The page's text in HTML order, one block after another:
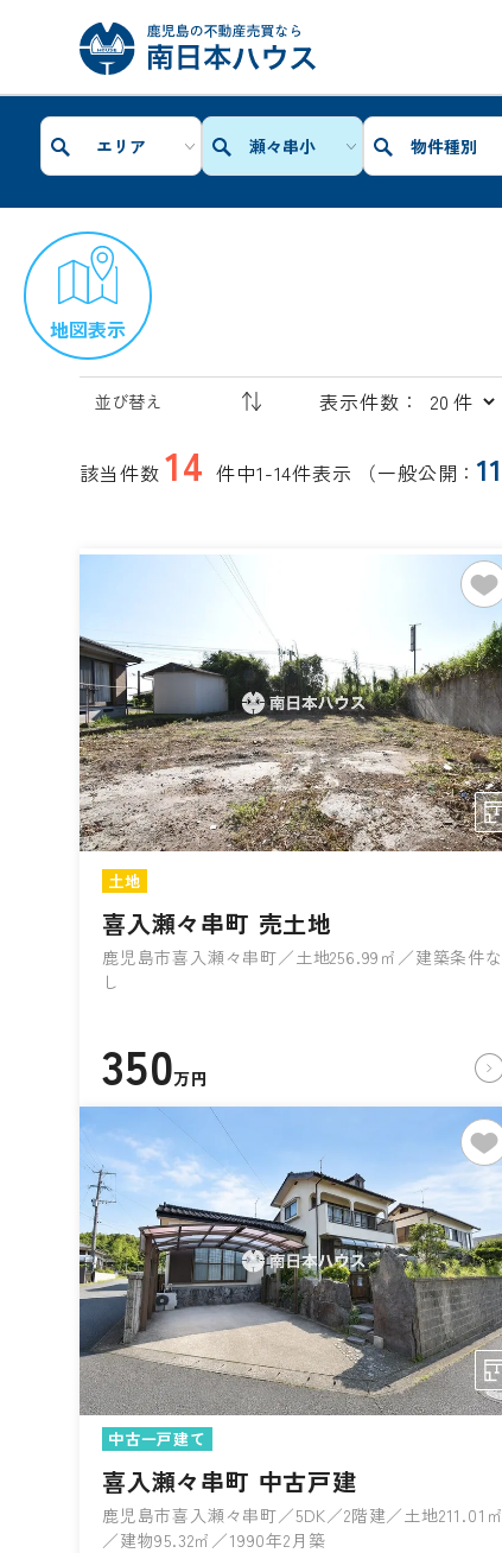
エリア 瀬々串小 物件種別
地図表示
表示件数：
該当件数 14 件中1-14件表示 （一般公開：11
土地
喜入瀬々串町 売土地
鹿児島市喜入瀬々串町／土地256.99㎡／建築条件な
し
350万円
中古一戸建て
喜入瀬々串町 中古戸建
鹿児島市喜入瀬々串町／5DK／2階建／土地211.01㎡
／建物95.32㎡／1990年2月築